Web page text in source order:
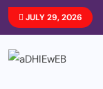
JULY 29, 2026